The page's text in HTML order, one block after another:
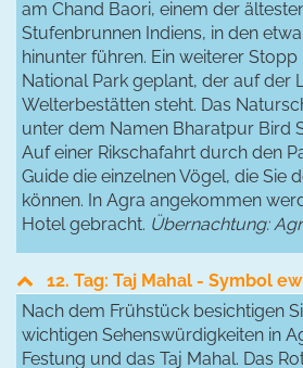
am Chand Baori, einem der
Stufenbrunnen Indiens, in den
hinunter führen. Ein weiterer
National Park geplant, der auf der
Welterbestätten steht. Das
unter dem Namen Bharatpur Bird
Auf einer Rikschafahrt durch den
Guide die einzelnen Vögel, die Sie
können. In Agra angekommen
Hotel gebracht. Übernachtung:
12. Tag: Taj Mahal - Symbol
Nach dem Frühstück besichtigen
wichtigen Sehenswürdigkeiten in
Festung und das Taj Mahal. Das